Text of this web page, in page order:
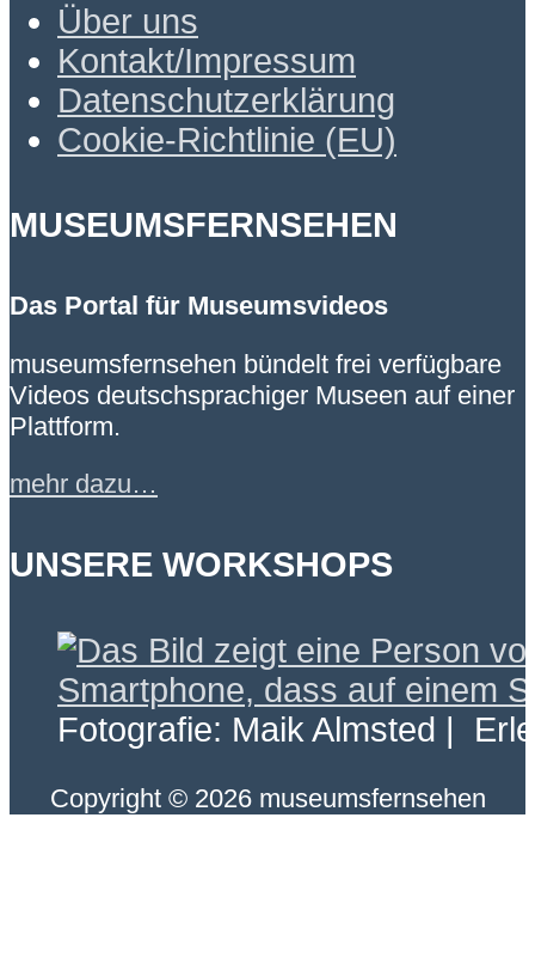
Über uns
Kontakt/Impressum
Datenschutzerklärung
Cookie-Richtlinie (EU)
MUSEUMSFERNSEHEN
Das Portal für Museumsvideos
museumsfernsehen bündelt frei verfügbare
Videos deutschsprachiger Museen auf einer
Plattform.
mehr dazu…
UNSERE WORKSHOPS
Fotografie: Maik Almsted |
Copyright © 2026 museumsfernsehen